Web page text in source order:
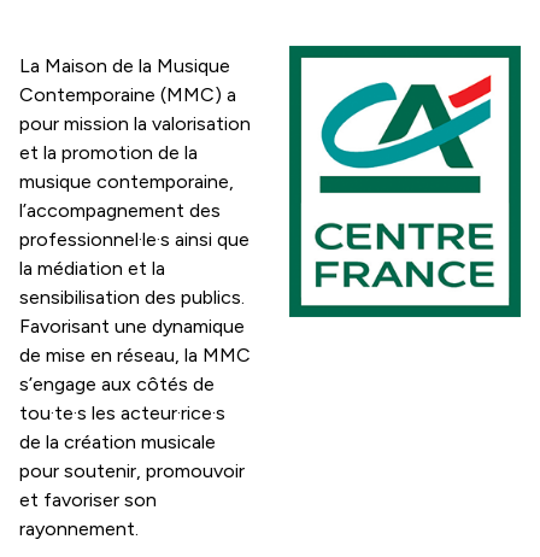
La Maison de la Musique
Contemporaine (MMC) a
pour mission la valorisation
et la promotion de la
musique contemporaine,
l’accompagnement des
professionnel·le·s ainsi que
la médiation et la
sensibilisation des publics.
Favorisant une dynamique
de mise en réseau, la MMC
s’engage aux côtés de
tou·te·s les acteur·rice·s
de la création musicale
pour soutenir, promouvoir
et favoriser son
rayonnement.